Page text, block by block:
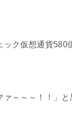
ク仮想通貨580
～～～！！」と